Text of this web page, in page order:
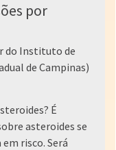
por
do Instituto de
de Campinas)
É
asteroides se
risco. Será